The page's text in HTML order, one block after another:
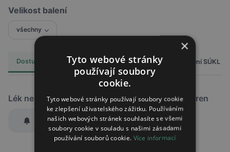
Velikost balení
všechny
Dostupnost Cena Alternativy 0 Hlášení SÚKL
Lék není dostupný v žádné ze sledovaných lékáren
Hlídat dostupnost
Zaslat jednorázově emailem informaci o naskladnění
×
Tyto webové stránky
používají soubory
cookie.
Tyto webové stránky používají soubory cookie
ke zlepšení uživatelského zážitku. Používáním
našich webových stránek souhlasíte se všemi
soubory cookie v souladu s našimi zásadami
používání souborů cookie. Více informací